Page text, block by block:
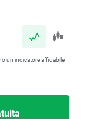
anno
un indicatore affidabile